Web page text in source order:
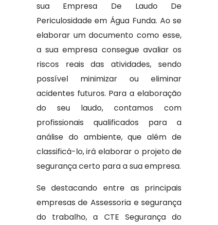
sua Empresa De Laudo De
Periculosidade em Água Funda. Ao se
elaborar um documento como esse,
a sua empresa consegue avaliar os
riscos reais das atividades, sendo
possível minimizar ou eliminar
acidentes futuros. Para a elaboração
do seu laudo, contamos com
profissionais qualificados para a
análise do ambiente, que além de
classificá-lo, irá elaborar o projeto de
segurança certo para a sua empresa.
Se destacando entre as principais
empresas de Assessoria e segurança
do trabalho, a CTE Segurança do